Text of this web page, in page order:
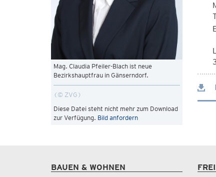
Mag. Claudia Pfeiler-Blach ist neue
Bezirkshauptfrau in Gänserndorf.
© ZVG
Diese Datei steht nicht mehr zum Download
zur Verfügung. Bild anfordern
BAUEN & WOHNEN